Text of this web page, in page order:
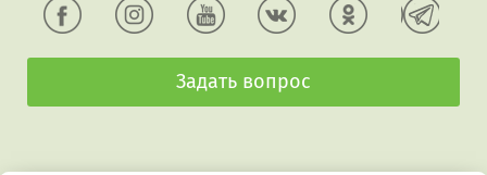
Задать вопрос